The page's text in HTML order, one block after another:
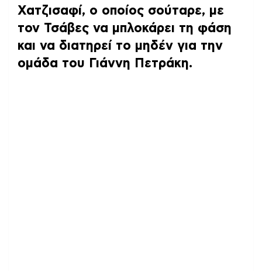
Χατζισαφί, ο οποίος σούταρε, με
τον Τσάβες να μπλοκάρει τη φάση
και να διατηρεί το μηδέν για την
ομάδα του Γιάννη Πετράκη.